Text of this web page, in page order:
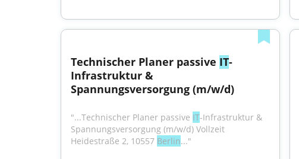
Technischer Planer passive IT-
Infrastruktur &
Spannungsversorgung (m/w/d)
"...Technischer Planer passive IT-Infrastruktur &
Spannungsversorgung (m/w/d) Vollzeit
Heidestraße 2, 10557 Berlin..."